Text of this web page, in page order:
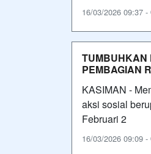
16/03/2026 09:37
TUMBUHKAN
PEMBAGIAN
KASIMAN -
aksi sosial
Februari 2
16/03/2026 09:09